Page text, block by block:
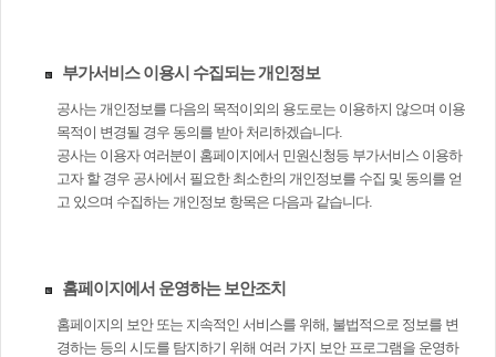
부가서비스 이용시 수집되는 개인정보
공사는 개인정보를 다음의 목적이외의 용도로는 이용하지 않으며 이용
목적이 변경될 경우 동의를 받아 처리하겠습니다.
공사는 이용자 여러분이 홈페이지에서 민원신청등 부가서비스 이용하
고자 할 경우 공사에서 필요한 최소한의 개인정보를 수집 및 동의를 얻
고 있으며 수집하는 개인정보 항목은 다음과 같습니다.
홈페이지에서 운영하는 보안조치
홈페이지의 보안 또는 지속적인 서비스를 위해, 불법적으로 정보를 변
경하는 등의 시도를 탐지하기 위해 여러 가지 보안 프로그램을 운영하